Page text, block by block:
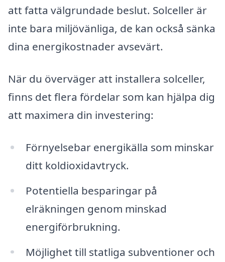
att fatta välgrundade beslut. Solceller är
inte bara miljövänliga, de kan också sänka
dina energikostnader avsevärt.
När du överväger att installera solceller,
finns det flera fördelar som kan hjälpa dig
att maximera din investering:
Förnyelsebar energikälla som minskar
ditt koldioxidavtryck.
Potentiella besparingar på
elräkningen genom minskad
energiförbrukning.
Möjlighet till statliga subventioner och